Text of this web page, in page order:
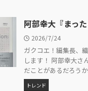
阿部幸大『まっ
2026/7/24
ガクコエ！編集長、
します！ 阿部幸大さ
だことがあるだろう
トレンド